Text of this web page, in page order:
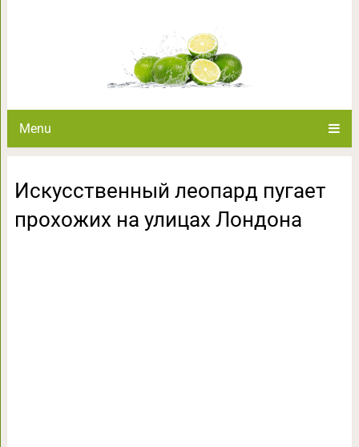
Menu
Искусственный леопард пугает
прохожих на улицах Лондона